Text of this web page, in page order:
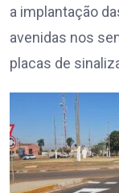
a implantação
avenidas nos
placas de